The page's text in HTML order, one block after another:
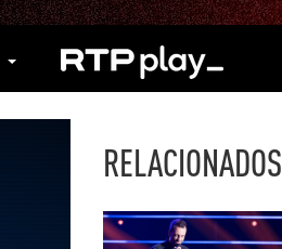
RELACIONADOS